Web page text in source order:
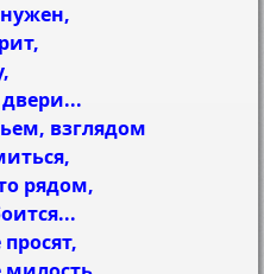
взглядом
рядом,